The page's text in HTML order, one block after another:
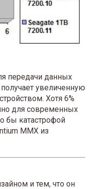
передачи данных
увеличенную
Хотя 6%
для современных
бы катастрофой
MMX из
и тем, что он